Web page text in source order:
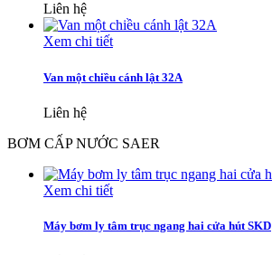
Liên hệ
Xem chi tiết
Van một chiều cánh lật 32A
Liên hệ
BƠM CẤP NƯỚC SAER
Xem chi tiết
Máy bơm ly tâm trục ngang hai cửa hút SKD